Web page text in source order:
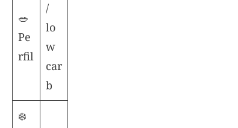
🥗
Pe
rfil
/
lo
w
car
b
❄️